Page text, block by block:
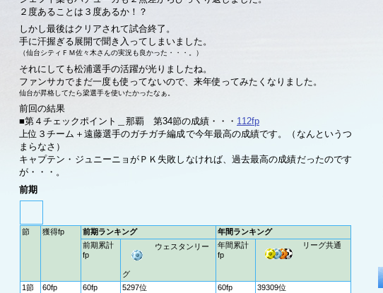
２度あることは３度あるか！？
しかし最後はクリアされて試合終了。
手に汗握ぎる展開で聞き入ってしまいました。
（仙台シティＦＭ佐々木さんの実況も良かった・・・。）
それにしても松浦選手の活躍が光りましたね。
ファンサカでまだ一度も使ってないので、来年使ってみたくなりました。
仙台が昇格してたら梁選手を使いたかったなぁ。
前回の結果
■第４チェックポイント＿那覇 第34節の成績・・・ 112fp
上位３チーム＋遠藤選手のガチガチ編成で今年最高の成績です。（なんというつ
まらなさ）
キャプテン・ジュニーニョがＰＫ失敗しなければ、過去最高の成績だったのです
が・・・。
前期
節 獲得fp 前期ランキング
年間ランキング
前期累計
fp
ウェスタンリー
グ
年間累計
fp
リーグ共通
1節 60fp 60fp 5297位 60fp
39309位